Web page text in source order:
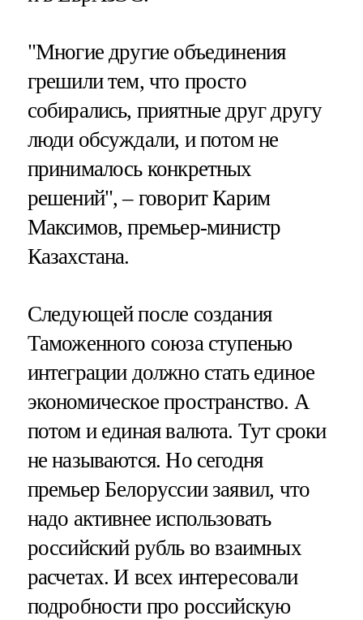
"Многие другие объединения
грешили тем, что просто
собирались, приятные друг другу
люди обсуждали, и потом не
принималось конкретных
решений", – говорит Карим
Максимов, премьер-министр
Казахстана.
Следующей после создания
Таможенного союза ступенью
интеграции должно стать единое
экономическое пространство. А
потом и единая валюта. Тут сроки
не называются. Но сегодня
премьер Белоруссии заявил, что
надо активнее использовать
российский рубль во взаимных
расчетах. И всех интересовали
подробности про российскую